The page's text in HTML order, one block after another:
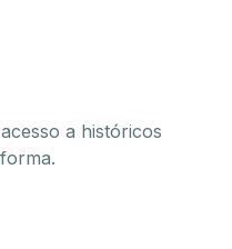
a históricos